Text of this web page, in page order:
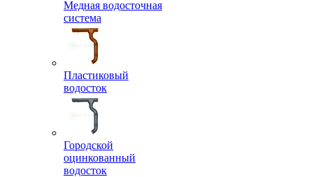
Медная водосточная
система
Пластиковый
водосток
Городской
оцинкованный
водосток